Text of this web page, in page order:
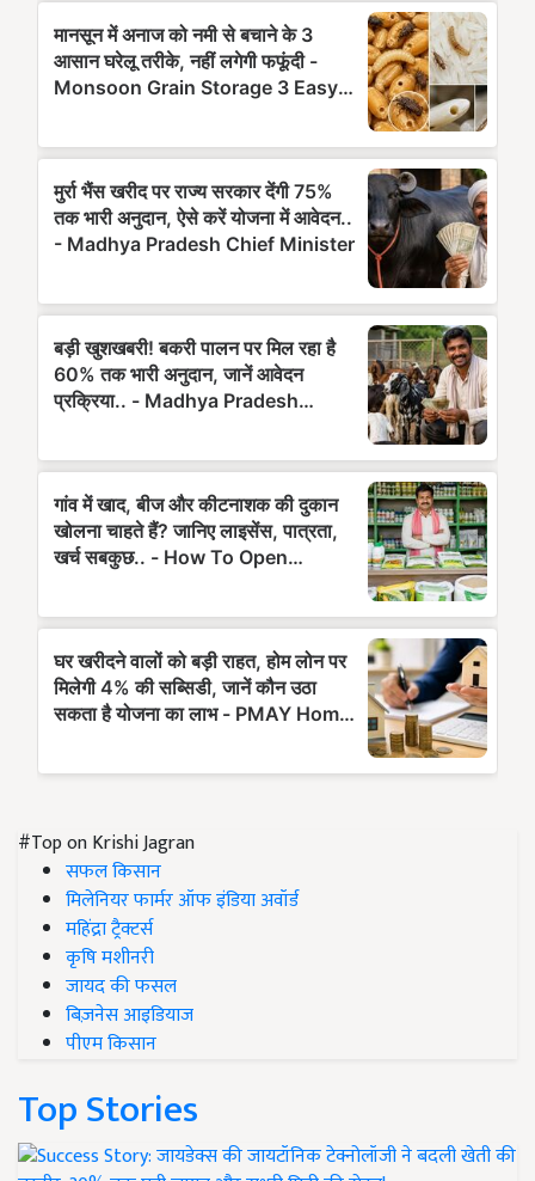
#Top on Krishi Jagran
सफल किसान
मिलेनियर फार्मर ऑफ इंडिया अवॉर्ड
महिंद्रा ट्रैक्टर्स
कृषि मशीनरी
जायद की फसल
बिज़नेस आइडियाज
पीएम किसान
Top Stories